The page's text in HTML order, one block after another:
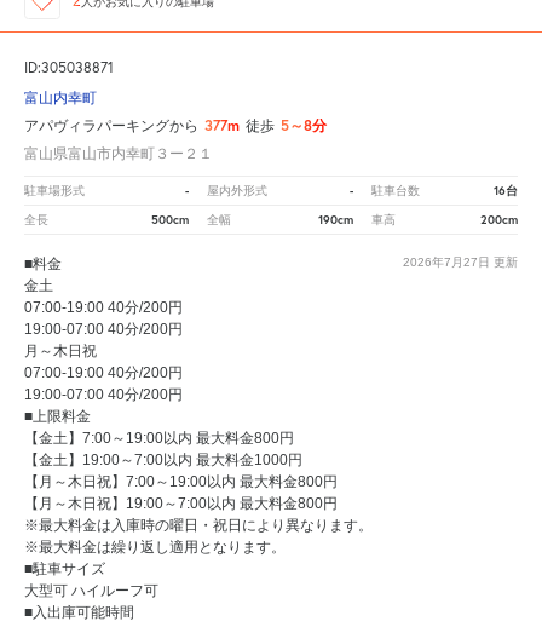
ID:305038871
富山内幸町
アパヴィラパーキングから 377m 徒歩 5～8分
富山県富山市内幸町３ー２１
駐車場形式 - 屋内外形式 - 駐車台数 16台
全長 500cm 全幅 190cm 車高 200cm
2026年7月27日 更新
■料金
金土
07:00-19:00 40分/200円
19:00-07:00 40分/200円
月～木日祝
07:00-19:00 40分/200円
19:00-07:00 40分/200円
■上限料金
【金土】7:00～19:00以内 最大料金800円
【金土】19:00～7:00以内 最大料金1000円
【月～木日祝】7:00～19:00以内 最大料金800円
【月～木日祝】19:00～7:00以内 最大料金800円
※最大料金は入庫時の曜日・祝日により異なります。
※最大料金は繰り返し適用となります。
■駐車サイズ
大型可 ハイルーフ可
■入出庫可能時間